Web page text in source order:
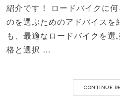
紹介です！ ロードバイクに
のを選ぶためのアドバイスを
も、最適なロードバイクを選
格と選択 …
CONTINUE